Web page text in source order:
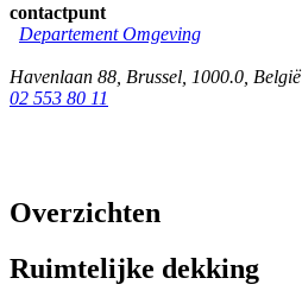
contactpunt
Departement Omgeving
Havenlaan 88 Brussel 1000.0 België
02 553 80 11
Overzichten
Ruimtelijke dekking